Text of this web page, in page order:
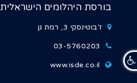
בורסת היהלומים הישראלית
ז'בוטינסקי 3, רמת גן
03-5760203
www.isde.co.il